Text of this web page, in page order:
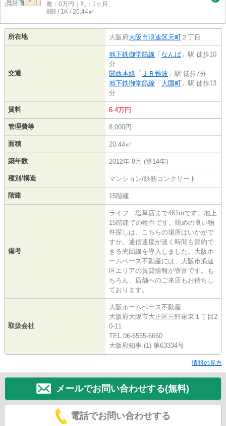
敷：0万円｜礼：1ヶ月
8階 / 1K / 20.44㎡
所在地 大阪府大阪市浪速区元町 ２丁目
交通
地下鉄御堂筋線 「 なんば 」駅 徒歩10
分
関西本線 「 ＪＲ難波 」駅 徒歩7分
地下鉄御堂筋線 「 大国町 」駅 徒歩13
分
賃料 6.4万円
管理費等 8,000円
面積 20.44㎡
築年数 2012年 8月 (築14年)
種別/構造 マンション/鉄筋コンクリート
階建 15階建
備考
ライフ 塩草店まで461mです。地上
15階建ての物件です。眺めの良い物
件探しは、こちらの場所はいかがで
すか。通信速度が速く時間も節約で
きる光回線を導入しました。大阪ホ
ームベース不動産には、大阪市浪速
区エリアの賃貸情報が豊富です。も
ちろん、店舗へのご来店もお待ちし
ております。
取扱会社
大阪ホームベース不動産
大阪府大阪市大正区三軒家東１丁目2
0-11
TEL:06-6555-6660
大阪府知事 (1) 第63334号
情報の見方
メールでお問い合わせする(無料)
電話でお問い合わせする